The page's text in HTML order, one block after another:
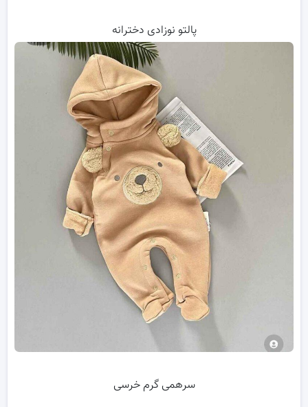
پالتو نوزادی دخترانه
سرهمی گرم خرسی